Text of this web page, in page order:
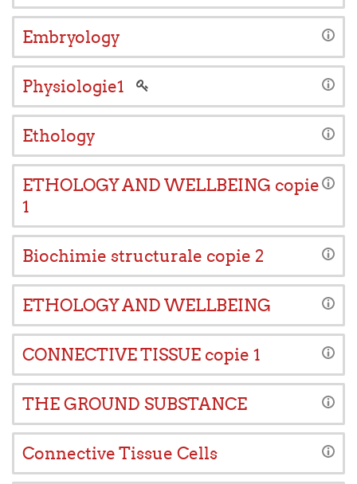
Embryology
Physiologie1
Ethology
ETHOLOGY AND WELLBEING copie
1
Biochimie structurale copie 2
ETHOLOGY AND WELLBEING
CONNECTIVE TISSUE copie 1
THE GROUND SUBSTANCE
Connective Tissue Cells